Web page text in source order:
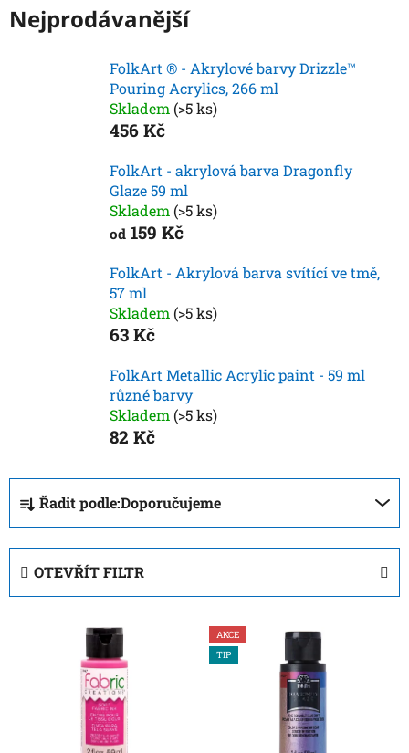
Nejprodávanější
FolkArt ® - Akrylové barvy Drizzle™
Pouring Acrylics, 266 ml
Skladem (>5 ks)
456 Kč
FolkArt - akrylová barva Dragonfly
Glaze 59 ml
Skladem (>5 ks)
od 159 Kč
FolkArt - Akrylová barva svítící ve tmě,
57 ml
Skladem (>5 ks)
63 Kč
FolkArt Metallic Acrylic paint - 59 ml
různé barvy
Skladem (>5 ks)
82 Kč
Ř
a
z
n
Řadit podle:Doporučujeme
OTEVŘÍT FILTR
AKCE
TIP